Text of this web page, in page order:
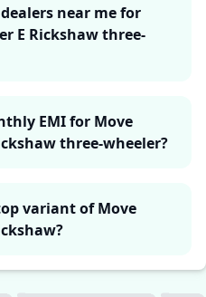
near me for
E Rickshaw three-
EMI for Move
three-wheeler?
variant of Move